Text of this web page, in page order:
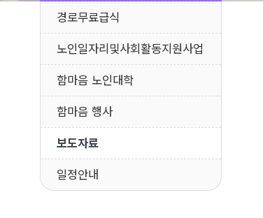
경로무료급식
노인일자리및사회활동지원사업
함마음 노인대학
함마음 행사
보도자료
일정안내